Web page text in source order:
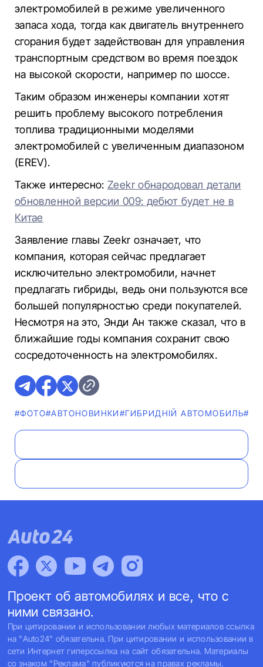
электромобилей в режиме увеличенного
запаса хода, тогда как двигатель внутреннего
сгорания будет задействован для управления
транспортным средством во время поездок
на высокой скорости, например по шоссе.
Таким образом инженеры компании хотят
решить проблему высокого потребления
топлива традиционными моделями
электромобилей с увеличенным диапазоном
(EREV).
Также интересно:Zeekr обнародовал детали
обновленной версии 009: дебют будет не в
Китае
Заявление главы Zeekr означает, что
компания, которая сейчас предлагает
исключительно электромобили, начнет
предлагать гибриды, ведь они пользуются все
большей популярностью среди покупателей.
Несмотря на это, Энди Ан также сказал, что в
ближайшие годы компания сохранит свою
сосредоточенность на электромобилях.
#ФОТО#AВТОНОВИНКИ#ГИБРИДНІЙ АВТОМОБИЛЬ
Проект об автомобилях и все, что с
ними связано.
При цитировании и использовании любых материалов ссылка
на "Auto24" обязательна. При цитировании и использовании в
сети Интернет гиперссылка на сайт обязательна. Материалы
со знаком "Реклама" публикуются на правах рекламы.